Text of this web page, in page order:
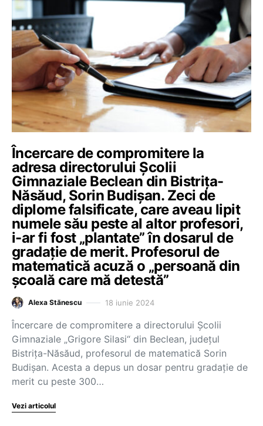
Încercare de compromitere la
adresa directorului Școlii
Gimnaziale Beclean din Bistrița-
Năsăud, Sorin Budișan. Zeci de
diplome falsificate, care aveau lipit
numele său peste al altor profesori,
i-ar fi fost „plantate” în dosarul de
gradație de merit. Profesorul de
matematică acuză o „persoană din
școală care mă detestă”
Alexa Stănescu 18 iunie 2024
Încercare de compromitere a directorului Școlii
Gimnaziale „Grigore Silasi“ din Beclean, județul
Bistrița-Năsăud, profesorul de matematică Sorin
Budișan. Acesta a depus un dosar pentru gradație de
merit cu peste 300…
Vezi articolul